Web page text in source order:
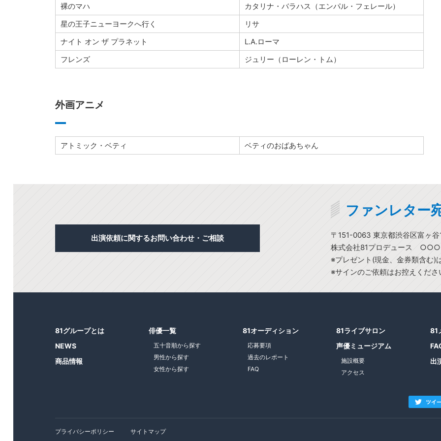
裸のマハ
カタリナ・バラハス（エンパル・フェレール）
星の王子ニューヨークへ行く
リサ
ナイト オン ザ プラネット
L.A.ローマ
フレンズ
ジュリー（ローレン・トム）
外画アニメ
アトミック・ベティ ベティのおばあちゃん
出演依頼に関するお問い合わせ・ご相談
ファンレター
〒151-0063 東京都渋谷区富ヶ
株式会社81プロデュース
※プレゼント(現金、金券類含む)
※サインのご依頼はお控えくださ
81グループとは
NEWS
商品情報
俳優一覧
五十音順から探す
男性から探す
女性から探す
81オーディション
応募要項
過去のレポート
FAQ
81ライブサロン
声優ミュージアム
施設概要
アクセス
81
出
プライバシーポリシー サイトマップ